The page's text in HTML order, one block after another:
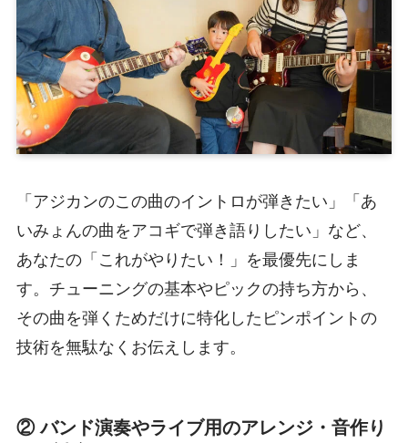
「アジカンのこの曲のイントロが弾きたい」「あ
いみょんの曲をアコギで弾き語りしたい」など、
あなたの「これがやりたい！」を最優先にしま
す。チューニングの基本やピックの持ち方から、
その曲を弾くためだけに特化したピンポイントの
技術を無駄なくお伝えします。
② バンド演奏やライブ用のアレンジ・音作り